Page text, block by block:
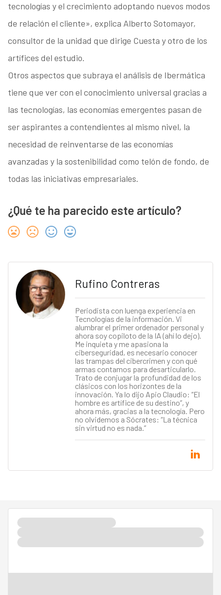
tecnologías y el crecimiento adoptando nuevos modos
de relación el cliente», explica Alberto Sotomayor,
consultor de la unidad que dirige Cuesta y otro de los
artífices del estudio.
Otros aspectos que subraya el análisis de Ibermática
tiene que ver con el conocimiento universal gracias a
las tecnologías, las economías emergentes pasan de
ser aspirantes a contendientes al mismo nivel, la
necesidad de reinventarse de las economías
avanzadas y la sostenibilidad como telón de fondo, de
todas las iniciativas empresariales.
¿Qué te ha parecido este artículo?
Rufino Contreras
Periodista con luenga experiencia en
Tecnologías de la información. Vi
alumbrar el primer ordenador personal y
ahora soy copiloto de la IA (ahí lo dejo).
Me inquieta y me apasiona la
ciberseguridad, es necesario conocer
las trampas del cibercrimen y con qué
armas contamos para desarticularlo.
Trato de conjugar la profundidad de los
clásicos con los horizontes de la
innovación. Ya lo dijo Apio Claudio: “El
hombre es artífice de su destino”, y
ahora más, gracias a la tecnología. Pero
no olvidemos a Sócrates: “La técnica
sin virtud no es nada.”